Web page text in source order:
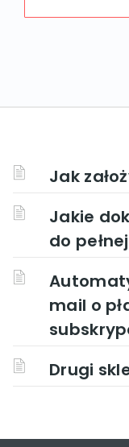
Jak
Jakie
do
mail o
Drugi